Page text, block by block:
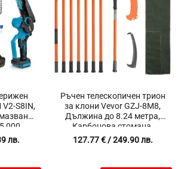
V2-S8IN,
000
лв.
Ръчен телескопичен трион
за клони Vevor GZJ-8M8,
Дължина до 8.24 метра,
Карбонова стомана,
Двойна заключваща
система
127.77€/ 249.90 лв.